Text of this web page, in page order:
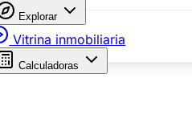
Explorar
Vitrina inmobiliaria
Calculadoras